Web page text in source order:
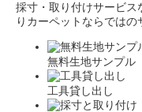
採寸・取り付けサービス
りカーペットならではの
無料生地サンプル
工具貸し出し